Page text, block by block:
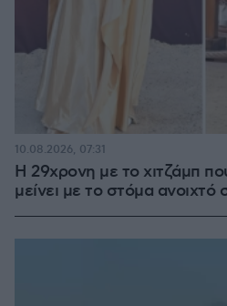
Η 29χρονη με το χιτζάμπ
μείνει με το στόμα ανοιχτό
10.08.2026, 07:31